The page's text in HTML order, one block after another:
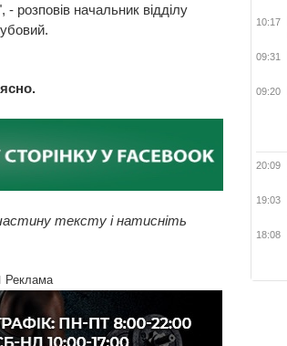
розповів начальник відділу
тексту і натисніть
Реклама
10:17
09:31
09:20
20:09
19:03
18:08